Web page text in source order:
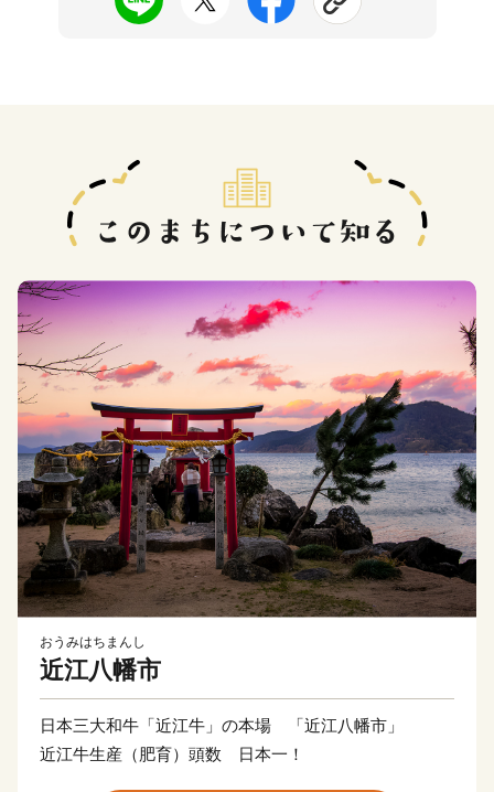
おうみはちまんし
近江八幡市
日本三大和牛「近江牛」の本場 「近江八幡市」
近江牛生産（肥育）頭数 日本一！